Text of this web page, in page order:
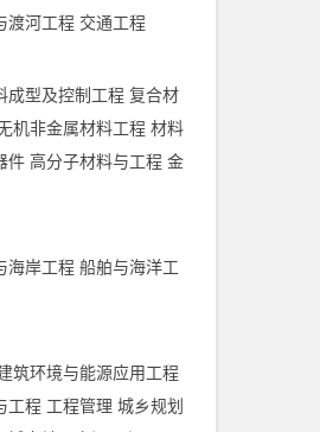
渡河工程 交通工程
成型及控制工程 复合材
机非金属材料工程 材料
件 高分子材料与工程 金
海岸工程 船舶与海洋工
筑环境与能源应用工程
工程 工程管理 城乡规划